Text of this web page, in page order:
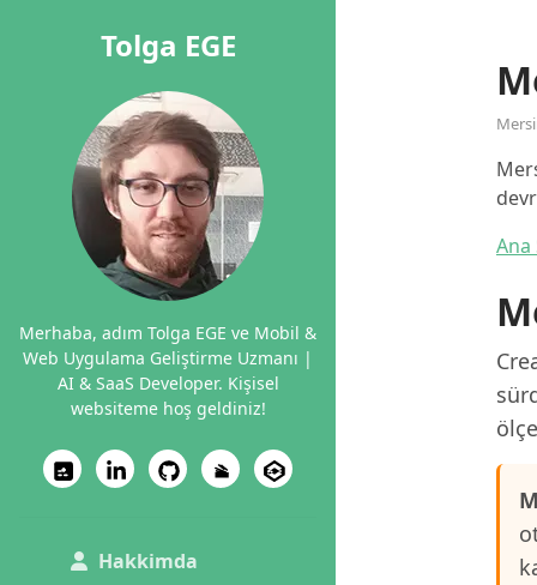
Tolga EGE
Merhaba, adım Tolga EGE ve Mobil &
Web Uygulama Geliştirme Uzmanı |
AI & SaaS Developer. Kişisel
websiteme hoş geldiniz!
Hakkimda
Ana